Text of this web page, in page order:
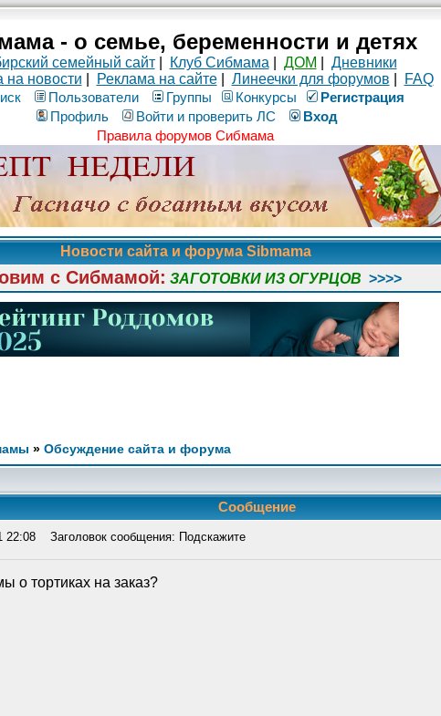
- о семье, беременности и детях
семейный сайт| Клуб Сибмама ДОМ
Дневники
на новости
Реклама на сайте| Линеечки для форумов
FAQ
Пользователи Группы Конкурсы
Рeгиcтpaция
Профиль
Войти и проверить ЛС
Вход
Правила форумов Сибмама
Новости сайта и форума Sibmama
с Сибмамой: ЗАГОТОВКИ ИЗ ОГУРЦОВ >>>>
» Обсуждение сайта и форума
Сообщение
22:08 Заголовок сообщения: Подскажите
о тортиках на заказ?